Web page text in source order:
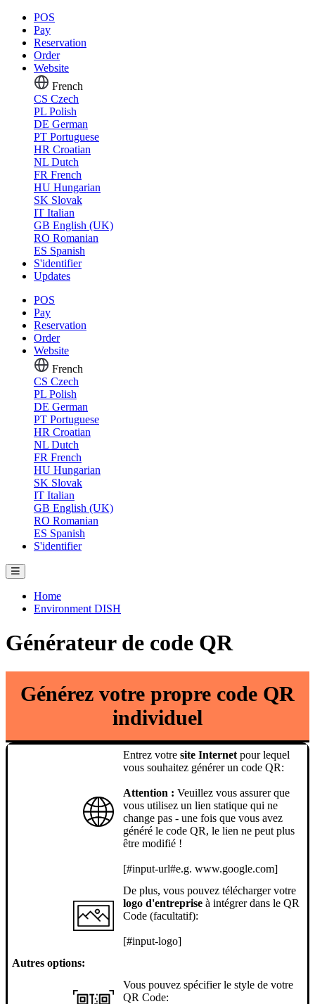
POS
Pay
Reservation
Order
Website
French
CS Czech
PL Polish
DE German
PT Portuguese
HR Croatian
NL Dutch
FR French
HU Hungarian
SK Slovak
IT Italian
GB English (UK)
RO Romanian
ES Spanish
S'identifier
Updates
POS
Pay
Reservation
Order
Website
French
CS Czech
PL Polish
DE German
PT Portuguese
HR Croatian
NL Dutch
FR French
HU Hungarian
SK Slovak
IT Italian
GB English (UK)
RO Romanian
ES Spanish
S'identifier
Home
Environment DISH
Générateur de code QR
Générez votre propre code QR
individuel
Entrez votresite Internet pour lequel
vous souhaitez générer un code QR:
Attention : Veuillez vous assurer que
vous utilisez un lien statique qui ne
change pas - une fois que vous avez
généré le code QR, le lien ne peut plus
être modifié !
[#input-url#e.g. www.google.com]
De plus, vous pouvez télécharger votre
logo d'entreprise à intégrer dans le QR
Code (facultatif):
[#input-logo]
Autres options:
Vous pouvez spécifier le style de votre
QR Code: